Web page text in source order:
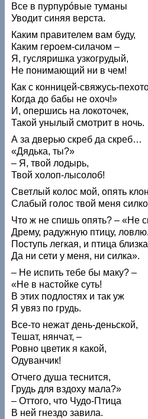
Все в пурпурóвые туманы
Уводит синяя верста.
Каким правителем вам буду,
Каким героем-силачом –
Я, гусляришка узкогрудый,
Не понимающий ни в чем!
Как с конницей-свяжусь-
Когда до бабы не охоч!»
И, опершись на локоточек,
Такой унылый смотрит в ночь.
А за дверью скреб да скреб…
«Дядька, ты?»
– Я, твой лодырь,
Твой холоп-лысолоб!
Светлый колос мой, опять
Слабый голос твой меня
Что ж не спишь опять? – «Не
Дрему, радужную птицу, ловлю.
Поступь легкая, и птица
Да ни сети у меня, ни силка».
– Не испить тебе бы маку? –
«He в настойке суть!
В этих подлостях и так уж
Я увяз по грудь.
Все-то нежат день-деньской,
Тешат, нянчат, –
Ровно цветик я какой,
Одуванчик!
Отчего душа теснится,
Грудь для вздоху мала?»
– Оттого, что Чудо-Птица
В ней гнездо завила.